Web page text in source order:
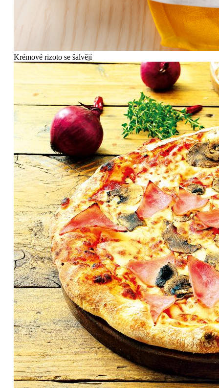
Krémové rizoto se šalvějí